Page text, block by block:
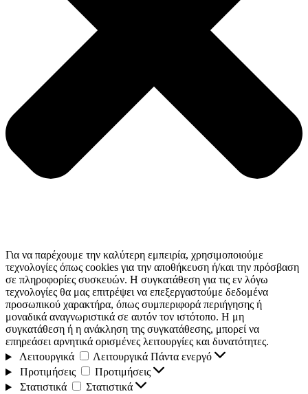
Για να παρέχουμε την καλύτερη εμπειρία, χρησιμοποιούμε
τεχνολογίες όπως cookies για την αποθήκευση ή/και την πρόσβαση
σε πληροφορίες συσκευών. Η συγκατάθεση για τις εν λόγω
τεχνολογίες θα μας επιτρέψει να επεξεργαστούμε δεδομένα
προσωπικού χαρακτήρα, όπως συμπεριφορά περιήγησης ή
μοναδικά αναγνωριστικά σε αυτόν τον ιστότοπο. Η μη
συγκατάθεση ή η ανάκληση της συγκατάθεσης, μπορεί να
επηρεάσει αρνητικά ορισμένες λειτουργίες και δυνατότητες.
Λειτουργικά
Λειτουργικά Πάντα ενεργό
Προτιμήσεις
Προτιμήσεις
Στατιστικά
Στατιστικά